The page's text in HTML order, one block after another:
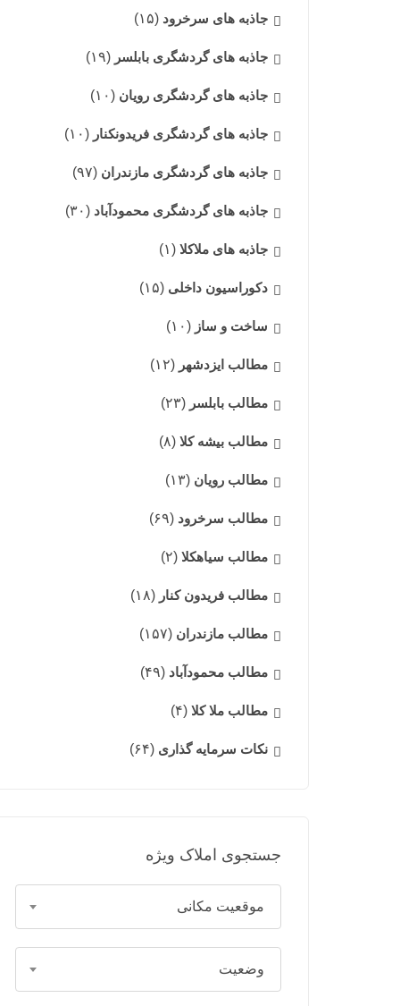
جاذبه های سرخرود (۱۵)
جاذبه های گردشگری بابلسر (۱۹)
جاذبه های گردشگری رویان (۱۰)
جاذبه های گردشگری فریدونکنار (۱۰)
جاذبه های گردشگری مازندران (۹۷)
جاذبه های گردشگری محمودآباد (۳۰)
جاذبه های ملاکلا (۱)
دکوراسیون داخلی (۱۵)
ساخت و ساز (۱۰)
مطالب ایزدشهر (۱۲)
مطالب بابلسر (۲۳)
مطالب بیشه کلا (۸)
مطالب رویان (۱۳)
مطالب سرخرود (۶۹)
مطالب سیاهکلا (۲)
مطالب فریدون کنار (۱۸)
مطالب مازندران (۱۵۷)
مطالب محمودآباد (۴۹)
مطالب ملا کلا (۴)
نکات سرمایه گذاری (۶۴)
جستجوی املاک ویژه
موقعیت مکانی
وضعیت